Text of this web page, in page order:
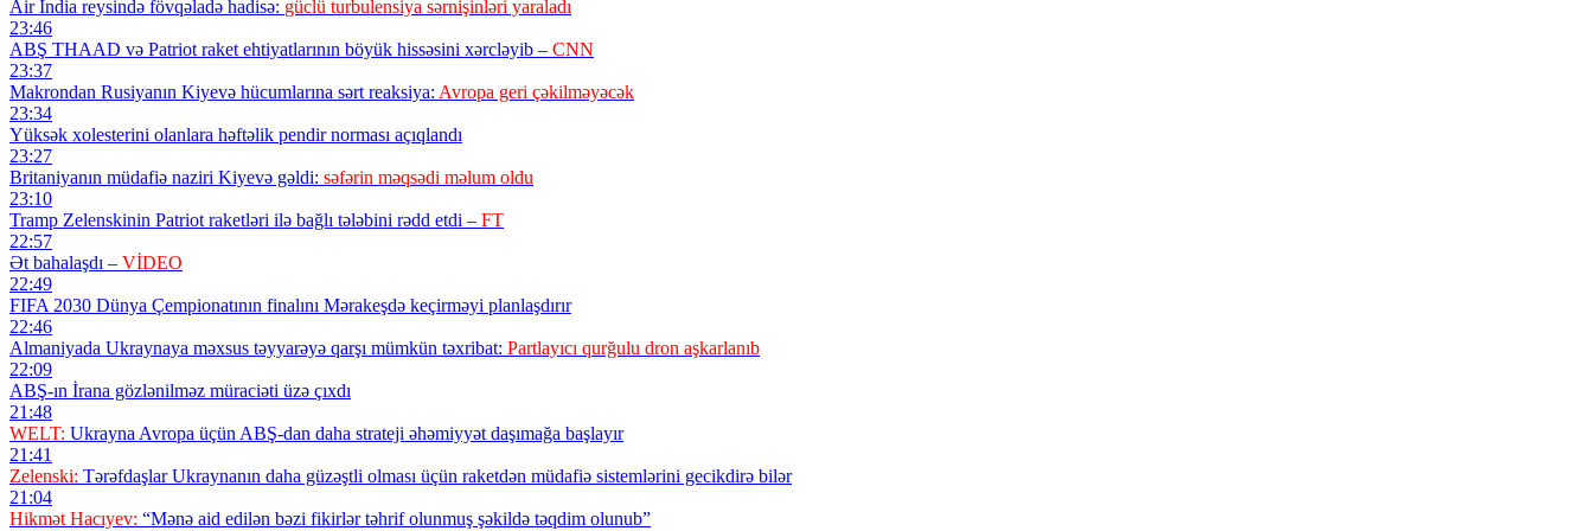
Air India reysində fövqəladə hadisə: güclü turbulensiya sərnişinləri yaraladı
23:46
ABŞ THAAD və Patriot raket ehtiyatlarının böyük hissəsini xərcləyib – CNN
23:37
Makrondan Rusiyanın Kiyevə hücumlarına sərt reaksiya: Avropa geri çəkilməyəcək
23:34
Yüksək xolesterini olanlara həftəlik pendir norması açıqlandı
23:27
Britaniyanın müdafiə naziri Kiyevə gəldi: səfərin məqsədi məlum oldu
23:10
Tramp Zelenskinin Patriot raketləri ilə bağlı tələbini rədd etdi – FT
22:57
Ət bahalaşdı – VİDEO
22:49
FIFA 2030 Dünya Çempionatının finalını Mərakeşdə keçirməyi planlaşdırır
22:46
Almaniyada Ukraynaya məxsus təyyarəyə qarşı mümkün təxribat: Partlayıcı qurğulu dron aşkarlanıb
22:09
ABŞ-ın İrana gözlənilməz müraciəti üzə çıxdı
21:48
WELT: Ukrayna Avropa üçün ABŞ-dan daha strateji əhəmiyyət daşımağa başlayır
21:41
Zelenski: Tərəfdaşlar Ukraynanın daha güzəştli olması üçün raketdən müdafiə sistemlərini gecikdirə bilər
21:04
Hikmət Hacıyev: “Mənə aid edilən bəzi fikirlər təhrif olunmuş şəkildə təqdim olunub”